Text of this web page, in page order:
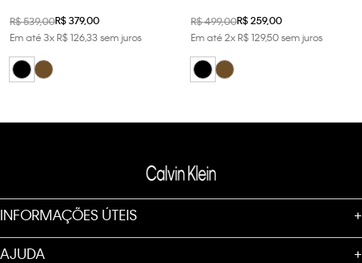
R$539,00R$379,00
Em até3xR$12633 sem juros
R$499,00R$259,00
Em até2xR$129,50sem juros
INFORMAÇÕES ÚTEIS +
AJUDA +